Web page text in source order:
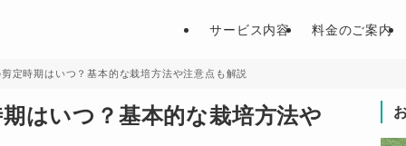
サービス内容 料金のご案内
定時期はいつ？基本的な栽培方法や注意点も解説
はいつ？基本的な栽培方法や